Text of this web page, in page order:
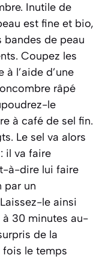
Inutile de
est fine et bio,
bandes de peau
Coupez les
l’aide d’une
râpé
le
à café de sel fin.
Le sel va alors
il va faire
à-dire lui faire
par un
le ainsi
à 30 minutes au-
de la
fois le temps